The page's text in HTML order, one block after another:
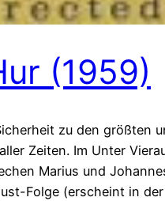
(1959)
zu den größten
Zeiten. Im Unter
Marius und
Folge (erscheint in der